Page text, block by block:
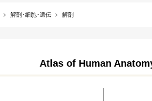
解剖･細胞･遺伝 解剖
Atlas of Human